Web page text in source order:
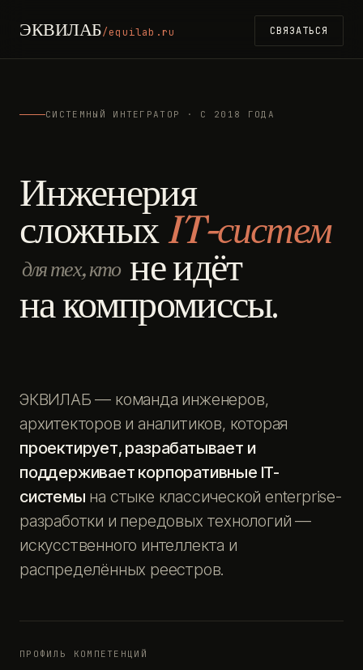
ЭКВИЛАБ/equilab.ru СВЯЗАТЬСЯ
СИСТЕМНЫЙ ИНТЕГРАТОР · С 2018 ГОДА
Инженерия
сложныхIT-систем
для тех, кто не идёт
на компромиссы.
ЭКВИЛАБ — команда инженеров,
архитекторов и аналитиков, которая
проектирует, разрабатывает и
поддерживает корпоративные IT-
системы на стыке классической enterprise-
разработки и передовых технологий —
искусственного интеллекта и
распределённых реестров.
ПРОФИЛЬ КОМПЕТЕНЦИЙ